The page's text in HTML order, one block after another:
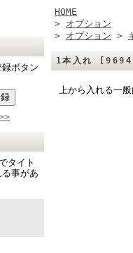
ボタン
タイト
事があ
HOME
> オプション
> オプション >
1本入れ
上から入れる一般